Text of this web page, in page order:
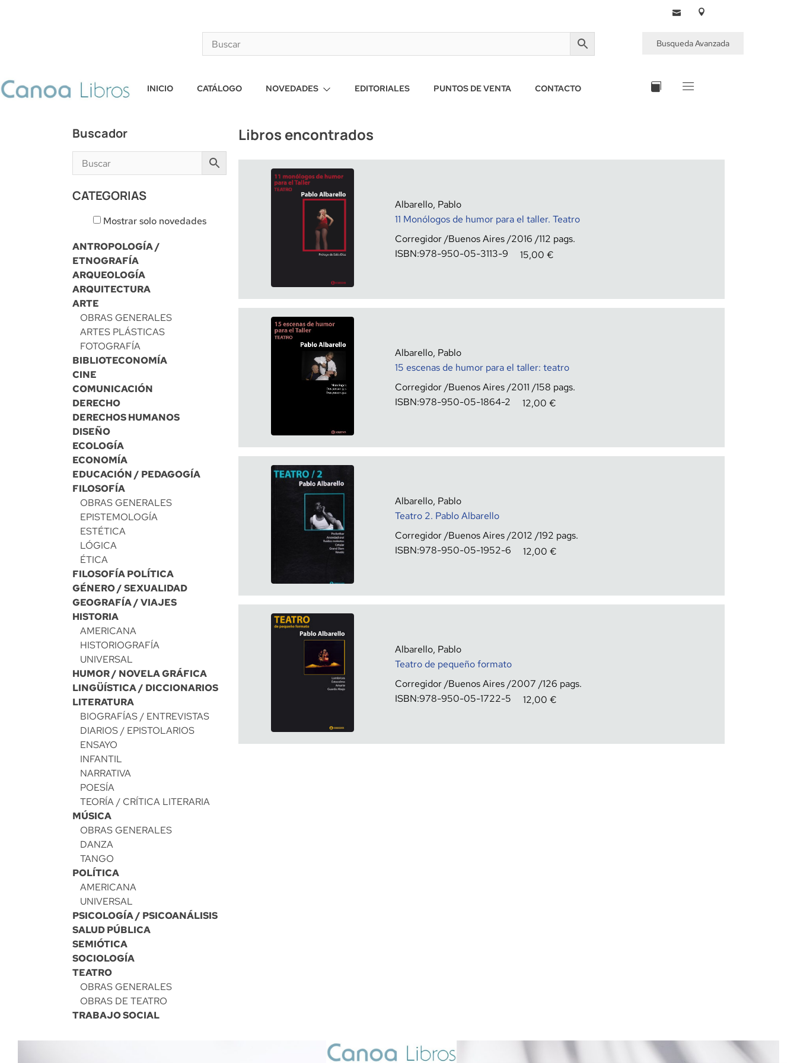
Busqueda Avanzada
INICIO CATÁLOGO NOVEDADES EDITORIALES PUNTOS DE VENTA CONTACTO
Buscador
CATEGORIAS
Mostrar solo novedades
ANTROPOLOGÍA /
ETNOGRAFÍA
ARQUEOLOGÍA
ARQUITECTURA
ARTE
OBRAS GENERALES
ARTES PLÁSTICAS
FOTOGRAFÍA
BIBLIOTECONOMÍA
CINE
COMUNICACIÓN
DERECHO
DERECHOS HUMANOS
DISEÑO
ECOLOGÍA
ECONOMÍA
EDUCACIÓN / PEDAGOGÍA
FILOSOFÍA
OBRAS GENERALES
EPISTEMOLOGÍA
ESTÉTICA
LÓGICA
ÉTICA
FILOSOFÍA POLÍTICA
GÉNERO / SEXUALIDAD
GEOGRAFÍA / VIAJES
HISTORIA
AMERICANA
HISTORIOGRAFÍA
UNIVERSAL
HUMOR / NOVELA GRÁFICA
LINGÜÍSTICA / DICCIONARIOS
LITERATURA
BIOGRAFÍAS / ENTREVISTAS
DIARIOS / EPISTOLARIOS
ENSAYO
INFANTIL
NARRATIVA
POESÍA
TEORÍA / CRÍTICA LITERARIA
MÚSICA
OBRAS GENERALES
DANZA
TANGO
POLÍTICA
AMERICANA
UNIVERSAL
PSICOLOGÍA / PSICOANÁLISIS
SALUD PÚBLICA
SEMIÓTICA
SOCIOLOGÍA
TEATRO
OBRAS GENERALES
OBRAS DE TEATRO
TRABAJO SOCIAL
Libros encontrados
Albarello, Pablo
11 Monólogos de humor para el taller. Teatro
Corregidor Buenos Aires 2016 112
ISBN:978-950-05-3113-9 15,00 €
Albarello, Pablo
15 escenas de humor para el taller: teatro
Corregidor Buenos Aires 2011 158
ISBN:978-950-05-1864-2 12,00 €
Albarello, Pablo
Teatro 2. Pablo Albarello
Corregidor Buenos Aires 2012 192
ISBN:978-950-05-1952-6 12,00 €
Albarello, Pablo
Teatro de pequeño formato
Corregidor Buenos Aires 2007 126
ISBN:978-950-05-1722-5 12,00 €